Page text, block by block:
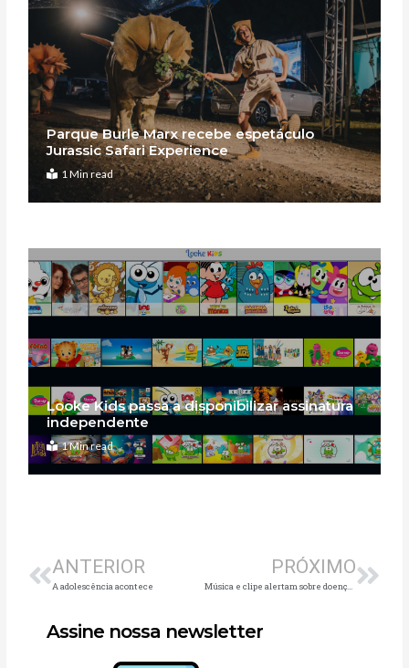
Parque Burle Marx recebe espetáculo
Jurassic Safari Experience
1 Min read
Looke Kids passa a disponibilizar assinatura
independente
1 Min read
ANTERIOR
A adolescência acontece
PRÓXIMO
Música e clipe alertam sobre doença rara em meninos
Assine nossa newsletter